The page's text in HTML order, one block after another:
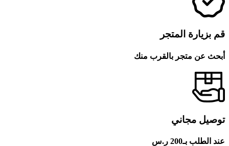
قم بزيارة المتجر
أبحث عن متجر بالقرب منك
توصيل مجاني
عند الطلب بـ200 ر.س